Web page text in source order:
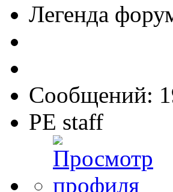
Легенда
Сообщений:
PE staff